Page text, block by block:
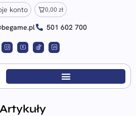
konto 0,00 zł
501 602 700
Artykuły